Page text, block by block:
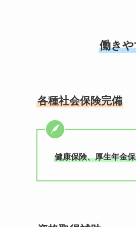
働き
各種社会保険完備
健康保険、厚生年金